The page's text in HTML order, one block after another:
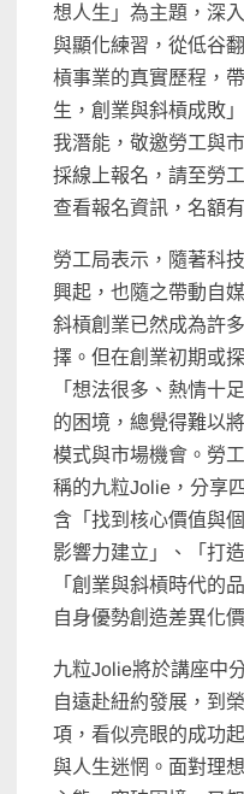
想人生」為主題，深
與顯化練習，從低谷
槓事業的真實歷程，
生，創業與斜槓成敗
我潛能，敬邀勞工與
採線上報名，請至勞
查看報名資訊，名額
勞工局表示，隨著科
興起，也隨之帶動自
斜槓創業已然成為許
擇。但在創業初期或
「想法很多、熱情十
的困境，總覺得難以
模式與市場機會。勞
稱的九粒Jolie，分享
含「找到核心價值與
影響力建立」、「打
「創業與斜槓時代的
自身優勢創造差異化
九粒Jolie將於講座中
自遠赴紐約發展，到
項，看似亮眼的成功
與人生迷惘。面對理